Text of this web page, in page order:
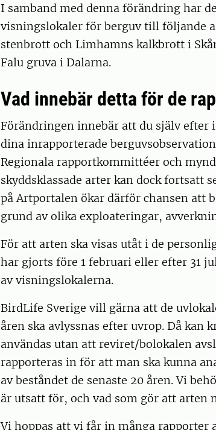
I samband med denna förändring har
visningslokaler för berguv till följande
stenbrott och Limhamns kalkbrott i
Falu gruva i Dalarna.
Vad innebär detta för de
Förändringen innebär att du själv
dina inrapporterade
Regionala rapportkommittéer och
skyddsklassade arter kan dock fortsatt
på Artportalen ökar därför chansen att
grund av olika exploateringar,
För att arten ska visas utåt i de
har gjorts före 1 februari eller efter 31
av visningslokalerna.
BirdLife Sverige vill gärna att de
åren ska avlyssnas efter uvrop. Då
användas utan att reviret/bolokalen
rapporteras in för att man ska kunna
av beståndet de senaste 20 åren. Vi
är utsatt för, och vad som gör att arten
Vi hoppas att vi får in många rapporter